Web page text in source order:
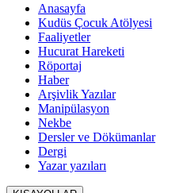
Anasayfa
Kudüs Çocuk Atölyesi
Faaliyetler
Hucurat Hareketi
Röportaj
Haber
Arşivlik Yazılar
Manipülasyon
Nekbe
Dersler ve Dökümanlar
Dergi
Yazar yazıları